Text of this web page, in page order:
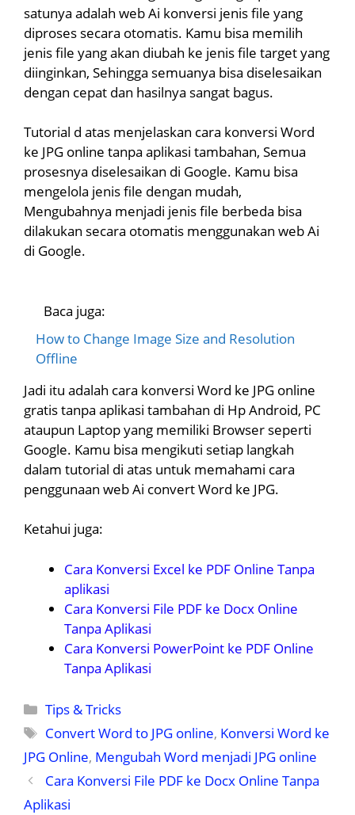
satunya adalah web Ai konversi jenis file yang
diproses secara otomatis. Kamu bisa memilih
jenis file yang akan diubah ke jenis file target yang
diinginkan, Sehingga semuanya bisa diselesaikan
dengan cepat dan hasilnya sangat bagus.
Tutorial d atas menjelaskan cara konversi Word
ke JPG online tanpa aplikasi tambahan, Semua
prosesnya diselesaikan di Google. Kamu bisa
mengelola jenis file dengan mudah,
Mengubahnya menjadi jenis file berbeda bisa
dilakukan secara otomatis menggunakan web Ai
di Google.
Baca juga:
How to Change Image Size and Resolution
Offline
Jadi itu adalah cara konversi Word ke JPG online
gratis tanpa aplikasi tambahan di Hp Android, PC
ataupun Laptop yang memiliki Browser seperti
Google. Kamu bisa mengikuti setiap langkah
dalam tutorial di atas untuk memahami cara
penggunaan web Ai convert Word ke JPG.
Ketahui juga:
Cara Konversi Excel ke PDF Online Tanpa
aplikasi
Cara Konversi File PDF ke Docx Online
Tanpa Aplikasi
Cara Konversi PowerPoint ke PDF Online
Tanpa Aplikasi
Kategori
Tips & Tricks
Tag
Convert Word to JPG online, Konversi Word ke
JPG Online, Mengubah Word menjadi JPG online
Cara Konversi File PDF ke Docx Online Tanpa
Aplikasi